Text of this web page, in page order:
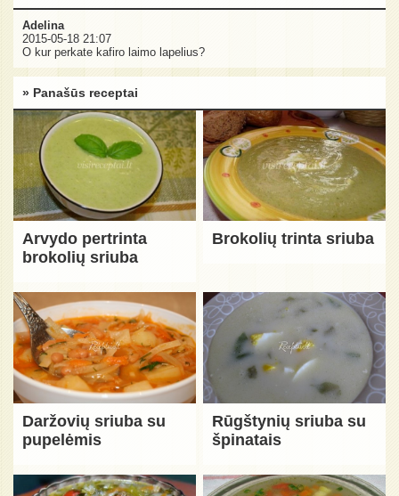
Adelina
2015-05-18 21:07
O kur perkate kafiro laimo lapelius?
» Panašūs receptai
Arvydo pertrinta
brokolių sriuba
Brokolių trinta sriuba
Daržovių sriuba su
pupelėmis
Rūgštynių sriuba su
špinatais